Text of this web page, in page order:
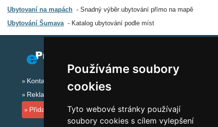
Používáme soubory
cookies
Tyto webové stránky používají
soubory cookies s cílem vylepšení
Ubytovaní na mapách
Snadný výběr ubytování přímo na mapě
Ubytování Šumava
Katalog ubytování podle míst
Kontakt
Reklama
Přidat ubytovací zařízení